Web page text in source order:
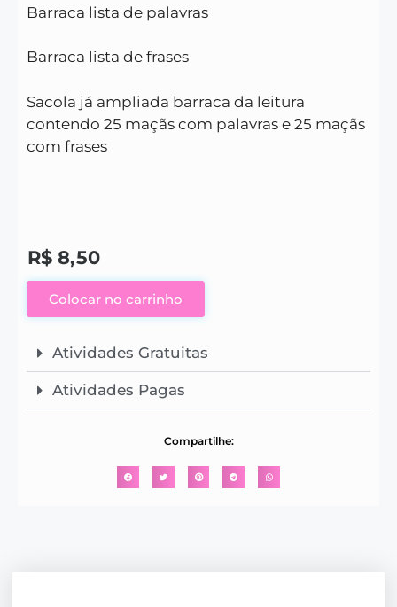
Barraca lista de palavras
Barraca lista de frases
Sacola já ampliada barraca da leitura
contendo 25 maçãs com palavras e 25 maçãs
com frases
R$ 8,50
Colocar no carrinho
Atividades Gratuitas
Atividades Pagas
Compartilhe: